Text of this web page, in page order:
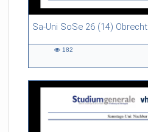
Sa-Uni SoSe 26 (14) Obrecht
46:53 duration
182